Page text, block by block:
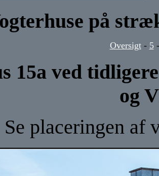
på
Oversigt- 5
15a ved
og
Se placeringen af